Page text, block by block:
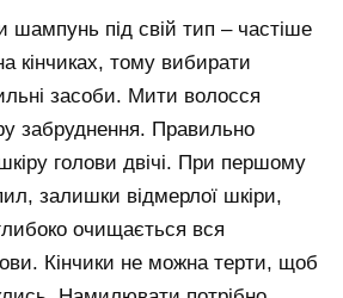
шампунь під свій тип – частіше
кінчиках, тому вибирати
засоби. Мити волосся
забруднення. Правильно
голови двічі. При першому
залишки відмерлої шкіри,
очищається вся
Кінчики не можна терти, щоб